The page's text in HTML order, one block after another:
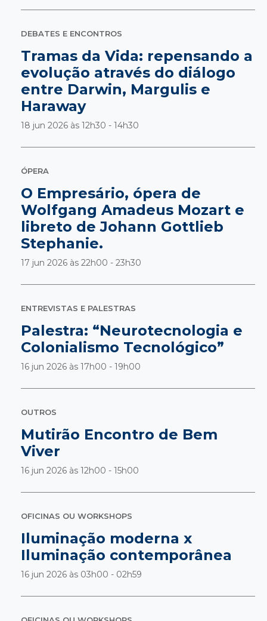
DEBATES E ENCONTROS
Tramas da Vida: repensando a
evolução através do diálogo
entre Darwin, Margulis e
Haraway
18 jun 2026 às 12h30 - 14h30
ÓPERA
O Empresário, ópera de
Wolfgang Amadeus Mozart e
libreto de Johann Gottlieb
Stephanie.
17 jun 2026 às 22h00 - 23h30
ENTREVISTAS E PALESTRAS
Palestra: “Neurotecnologia e
Colonialismo Tecnológico”
16 jun 2026 às 17h00 - 19h00
OUTROS
Mutirão Encontro de Bem
Viver
16 jun 2026 às 12h00 - 15h00
OFICINAS OU WORKSHOPS
Iluminação moderna x
Iluminação contemporânea
16 jun 2026 às 03h00 - 02h59